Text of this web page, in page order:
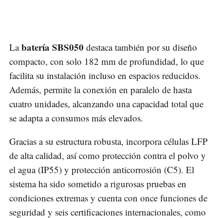
Labatería SBS050 destaca también por su diseño
compacto, con solo 182 mm de profundidad, lo que
facilita su instalación incluso en espacios reducidos.
Además, permite la conexión en paralelo de hasta
cuatro unidades, alcanzando una capacidad total que
se adapta a consumos más elevados.
Gracias a su estructura robusta, incorpora células LFP
de alta calidad, así como protección contra el polvo y
el agua (IP55) y protección anticorrosión (C5). El
sistema ha sido sometido a rigurosas pruebas en
condiciones extremas y cuenta con once funciones de
seguridad y seis certificaciones internacionales, como